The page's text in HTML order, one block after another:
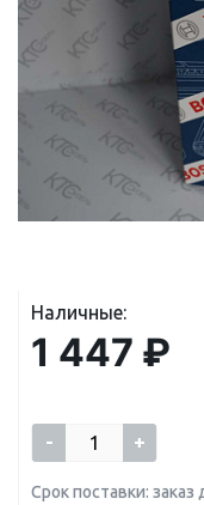
Наличные:
1 447 ₽
- +
Срок поставки: